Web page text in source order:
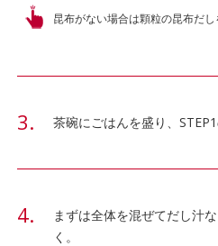
昆布がない場合は顆粒の昆布だ
茶碗にごはんを盛り、
まずは全体を混ぜてだし汁
く。